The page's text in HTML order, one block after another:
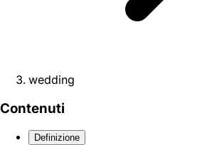
wedding
Contenuti
Definizione